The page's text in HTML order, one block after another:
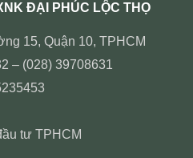
ĐẠI PHÚC LỘC THỌ
15, Quận 10, TPHCM
– (028) 39708631
tư TPHCM